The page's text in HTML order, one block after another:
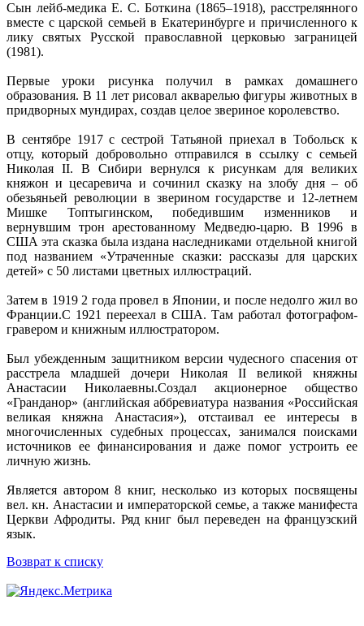
Сын лейб-медика Е. С. Боткина (1865–1918), расстрелянного
вместе с царской семьей в Екатеринбурге и причисленного к
лику святых Русской православной церковью заграницей
(1981).
Первые уроки рисунка получил в рамках домашнего
образования. В 11 лет рисовал акварелью фигуры животных в
придворных мундирах, создав целое звериное королевство.
В сентябре 1917 с сестрой Татьяной приехал в Тобольск к
отцу, который добровольно отправился в ссылку с семьей
Николая II. В Сибири вернулся к рисункам для великих
княжон и цесаревича и сочинил сказку на злобу дня – об
обезьяньей революции в зверином государстве и 12-летнем
Мишке Топтыгинском, победившим изменников и
вернувшим трон арестованному Медведю-царю. В 1996 в
США эта сказка была издана наследниками отдельной книгой
под названием «Утраченные сказки: рассказы для царских
детей» с 50 листами цветных иллюстраций.
Затем в 1919 2 года провел в Японии, и после недолго жил во
Франции.С 1921 переехал в США. Там работал фотографом-
гравером и книжным иллюстратором.
Был убежденным защитником версии чудесного спасения от
расстрела младшей дочери Николая II великой княжны
Анастасии Николаевны.Создал акционерное общество
«Гранданор» (английская аббревиатура названия «Российская
великая княжна Анастасия»), отстаивал ее интересы в
многочисленных судебных процессах, занимался поисками
источников ее финансирования и даже помог устроить ее
личную жизнь.
Является автором 8 книг, несколько из которых посвящены
вел. кн. Анастасии и императорской семье, а также манифеста
Церкви Афродиты. Ряд книг был переведен на французский
язык.
Возврат к списку